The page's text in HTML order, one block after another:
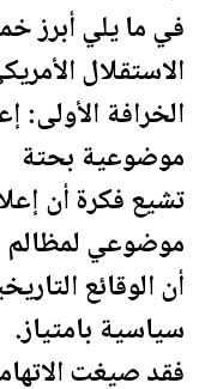
في ما يلي أبرز
الاستقلال
الخرافة الأولى: إ
موضوعية بحتة
تشيع فكرة أن إ
موضوعي لمظالم
أن الوقائع
سياسية بامتياز.
فقد صيغت